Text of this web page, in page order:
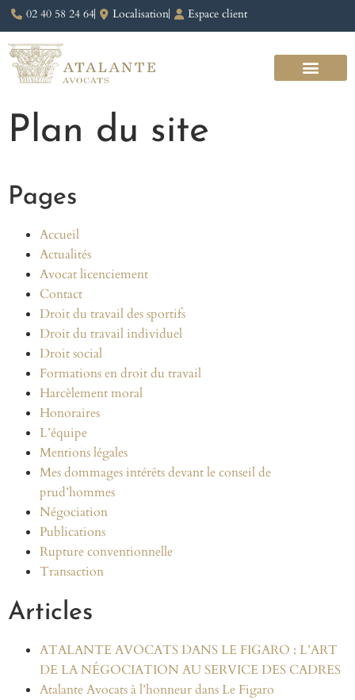
02 40 58 24 64 Localisation Espace client
Plan du site
Pages
Accueil
Actualités
Avocat licenciement
Contact
Droit du travail des sportifs
Droit du travail individuel
Droit social
Formations en droit du travail
Harcèlement moral
Honoraires
L’équipe
Mentions légales
Mes dommages intérêts devant le conseil de
prud’hommes
Négociation
Publications
Rupture conventionnelle
Transaction
Articles
ATALANTE AVOCATS DANS LE FIGARO : L’ART
DE LA NÉGOCIATION AU SERVICE DES CADRES
Atalante Avocats à l’honneur dans Le Figaro